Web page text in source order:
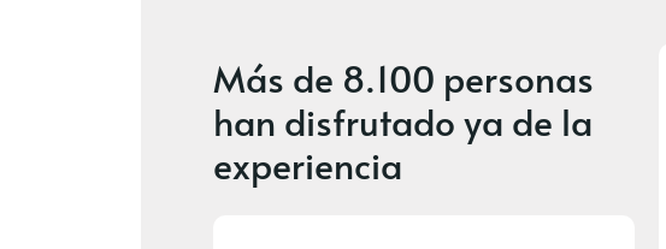
Más de 8.100 personas
han disfrutado ya de la
experiencia